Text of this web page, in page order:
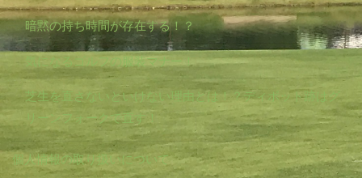
暗黙の持ち時間が存在する！？
気になるゴルフの服装マナー！
芝生を直さないといけない理由とは！？ディボット跡はグ
リーンフォークで直す！
個人情報の取り扱いについて